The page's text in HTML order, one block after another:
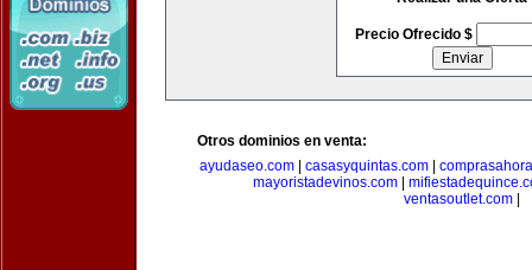
Precio Ofrecido $
Otros dominios en venta:
ayudaseo.com
casasyquintas.com
mayoristadevinos.com
ventasoutlet.com